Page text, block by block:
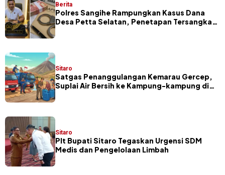
Berita
Polres Sangihe Rampungkan Kasus Dana
Desa Petta Selatan, Penetapan Tersangka
Sitaro
Satgas Penanggulangan Kemarau Gercep,
Suplai Air Bersih ke Kampung-kampung di
Sitaro
​Plt Bupati Sitaro Tegaskan Urgensi SDM
Medis dan Pengelolaan Limbah